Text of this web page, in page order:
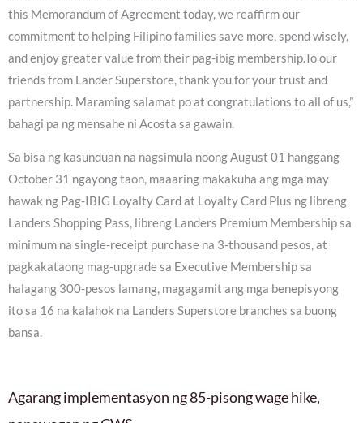
this Memorandum of Agreement today, we reaffirm our
commitment to helping Filipino families save more, spend wisely,
and enjoy greater value from their pag-ibig membership.To our
friends from Lander Superstore, thank you for your trust and
partnership. Maraming salamat po at congratulations to all of us,”
bahagi pa ng mensahe ni Acosta sa gawain.
Sa bisa ng kasunduan na nagsimula noong August 01 hanggang
October 31 ngayong taon, maaaring makakuha ang mga may
hawak ng Pag-IBIG Loyalty Card at Loyalty Card Plus ng libreng
Landers Shopping Pass, libreng Landers Premium Membership sa
minimum na single-receipt purchase na 3-thousand pesos, at
pagkakataong mag-upgrade sa Executive Membership sa
halagang 300-pesos lamang, magagamit ang mga benepisyong
ito sa 16 na kalahok na Landers Superstore branches sa buong
bansa.
Agarang implementasyon ng 85-pisong wage hike,